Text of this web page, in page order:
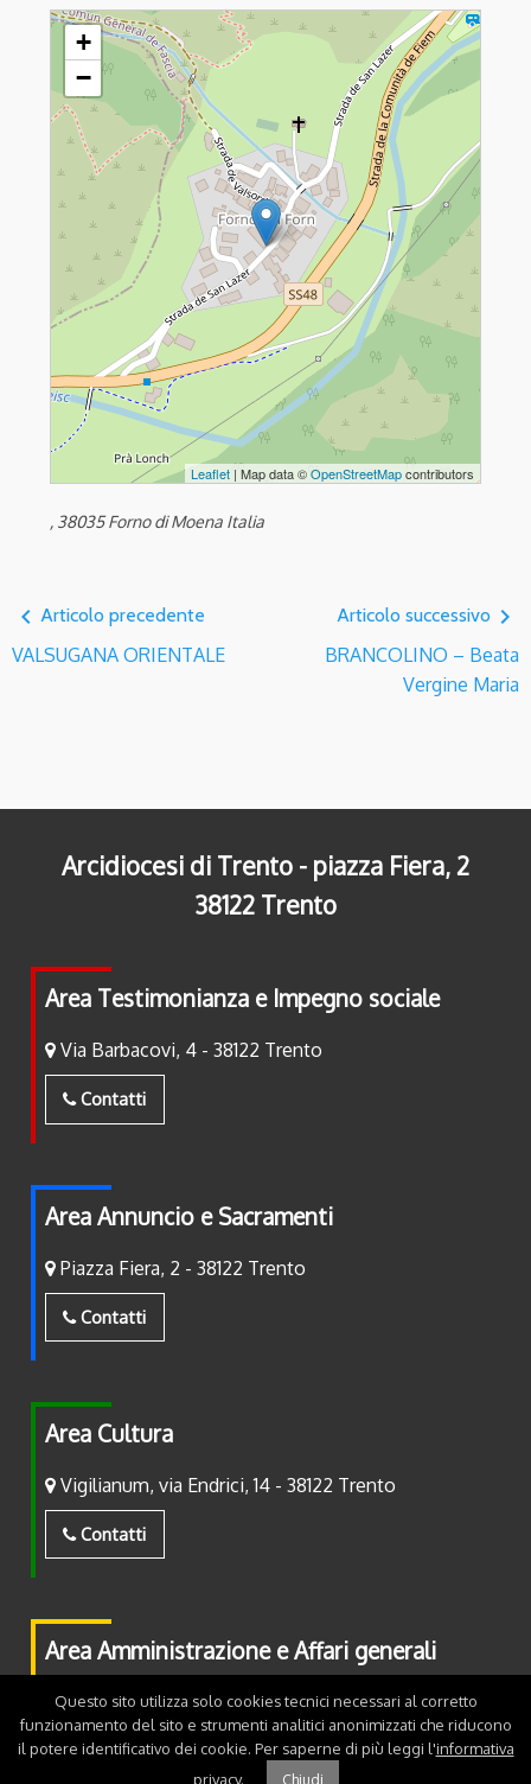
FORNO DI MOENA - S.Lazzaro
+
−
Leaflet | Map data ©OpenStreetMapcontributors
, 38035 Forno di Moena Italia
navigate_before Articolo precedente
VALSUGANA ORIENTALE
Articolo successivo navigate_next
BRANCOLINO – Beata
Vergine Maria
Arcidiocesi di Trento - piazza Fiera, 2
38122 Trento
Area Testimonianza e Impegno sociale
Via Barbacovi, 4 - 38122 Trento
Contatti
Area Annuncio e Sacramenti
Piazza Fiera, 2 - 38122 Trento
Contatti
Area Cultura
Vigilianum, via Endrici, 14 - 38122 Trento
Contatti
Area Amministrazione e Affari generali
Piazza Fiera, 2 - 38122 Trento
Contatti
Questo sito utilizza solo cookies tecnici necessari al corretto
funzionamento del sito e strumenti analitici anonimizzati che riducono
il potere identificativo dei cookie. Per saperne di più leggi l'informativa
privacy. Chiudi